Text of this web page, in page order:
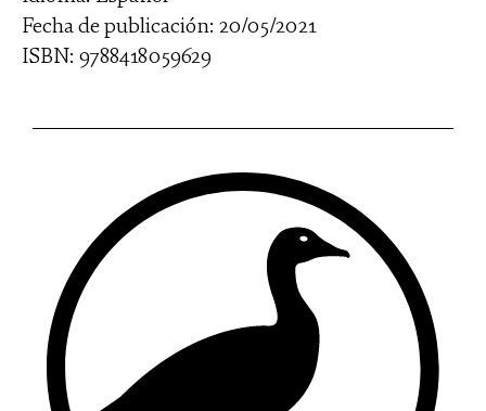
Fecha de publicación: 20/05/2021
ISBN: 9788418059629